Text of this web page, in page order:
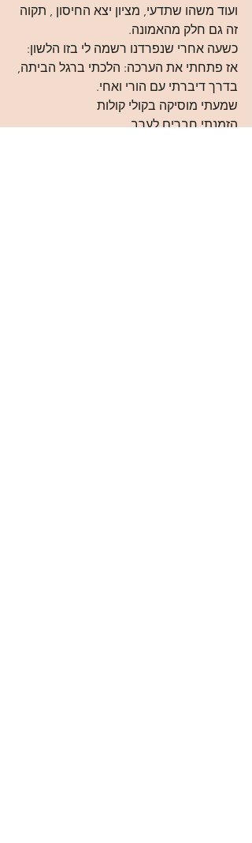
ועוד משהו שתדעי, מציון יצא החיסון , תקוה
זה גם חלק מהאמונה.
כשעה אחרי שנפרדנו רשמה לי בזו הלשון:
אז פתחתי את הערכה: הלכתי ברגל הביתה,
בדרך דיברתי עם הורי ואחי.
שמעתי מוסיקה בקולי קולות
הזמנתי חברים לערב.